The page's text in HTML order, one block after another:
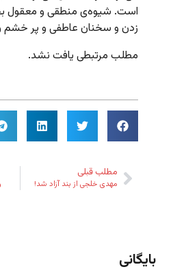
است. شیوه‌ی منطقی و معقول
زدن و سخنان عاطفی و پر
مطلب مرتبطی یافت نشد.
مطلب قبلی
مهدی خلجی از بند آزاد شد!
بایگانی